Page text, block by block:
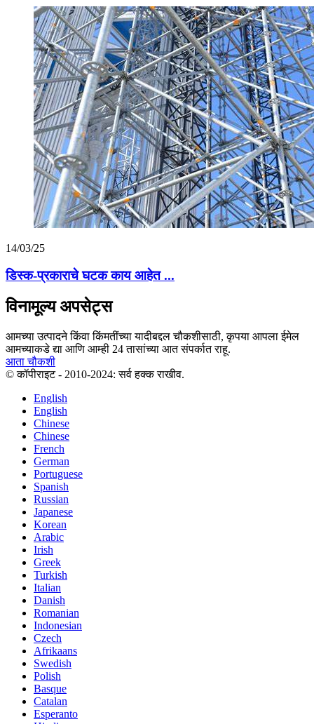
14/03/25
डिस्क-प्रकाराचे घटक काय आहेत ...
विनामूल्य अपसेट्स
आमच्या उत्पादने किंवा किंमतींच्या यादीबद्दल चौकशीसाठी, कृपया आपला ईमेल
आमच्याकडे द्या आणि आम्ही 24 तासांच्या आत संपर्कात राहू.
आता चौकशी
© कॉपीराइट - 2010-2024: सर्व हक्क राखीव.
English
English
Chinese
Chinese
French
German
Portuguese
Spanish
Russian
Japanese
Korean
Arabic
Irish
Greek
Turkish
Italian
Danish
Romanian
Indonesian
Czech
Afrikaans
Swedish
Polish
Basque
Catalan
Esperanto